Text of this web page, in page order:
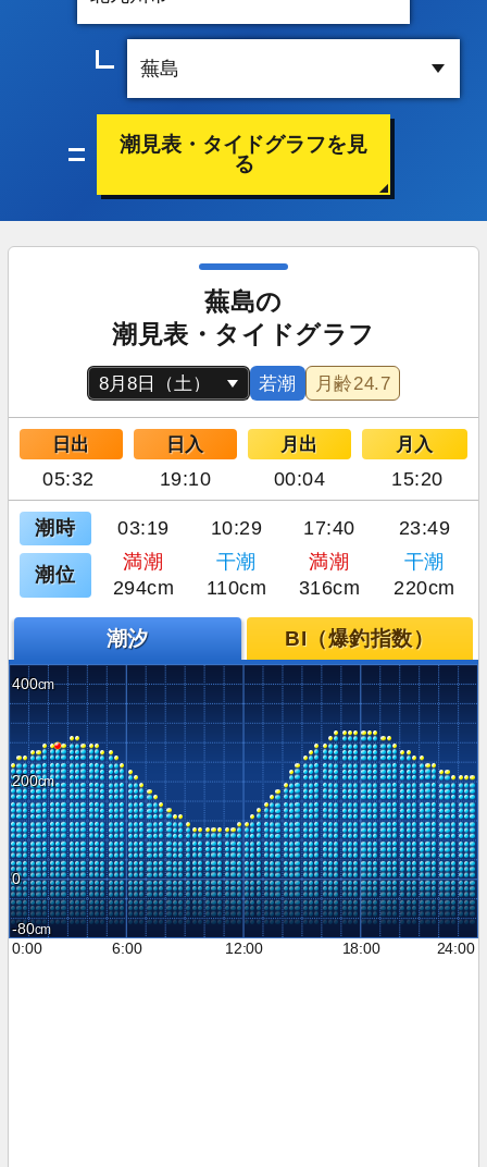
潮見表・タイドグラフを見
る
蕪島の
潮見表・タイドグラフ
若潮 月齢24.7
日出 日入 月出 月入
05:32 19:10 00:04 15:20
潮時 03:19 10:29 17:40 23:49
潮位
満潮 干潮 満潮
干潮
294cm
110cm 316cm 220cm
潮汐 BI（爆釣指数）
400
200
0
-80
0:00
6:00 12:00 18:00 24:00